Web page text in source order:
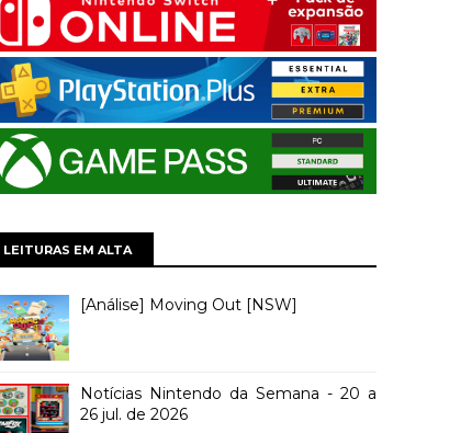
LEITURAS EM ALTA
[Análise] Moving Out [NSW]
Notícias Nintendo da Semana - 20 a
26 jul. de 2026